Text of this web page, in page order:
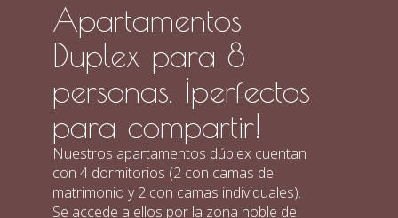
Apartamentos
Duplex para 8
personas, ¡perfectos
para compartir!
Nuestros apartamentos dúplex cuentan
con 4 dormitorios (2 con camas de
matrimonio y 2 con camas individuales).
Se accede a ellos por la zona noble del